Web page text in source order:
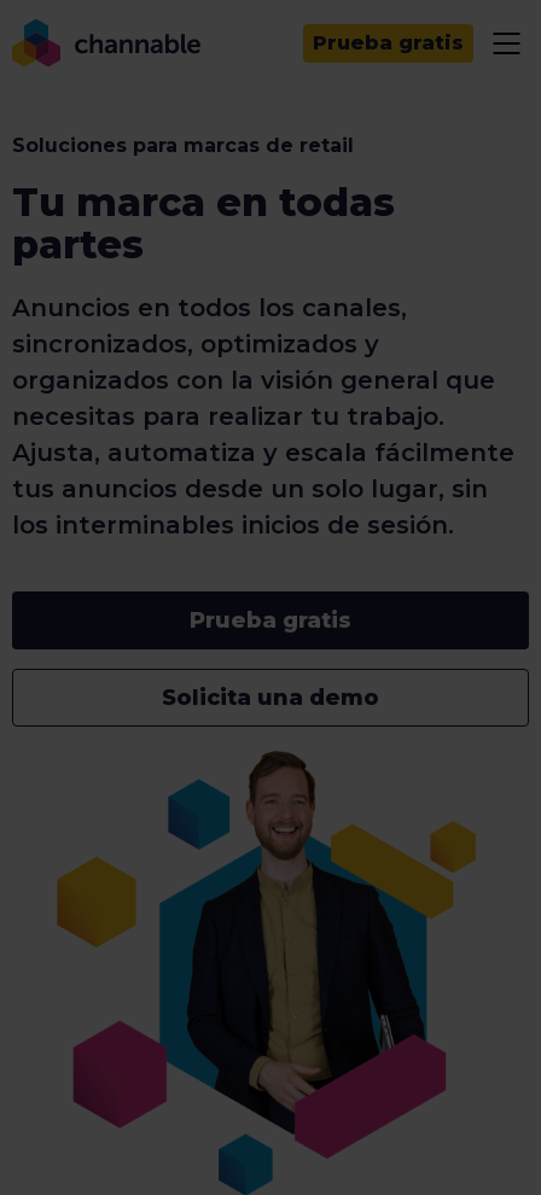
Prueba gratis
Soluciones para marcas de retail
Tu marca en todas
partes
Anuncios en todos los canales,
sincronizados, optimizados y
organizados con la visión general que
necesitas para realizar tu trabajo.
Ajusta, automatiza y escala fácilmente
tus anuncios desde un solo lugar, sin
los interminables inicios de sesión.
Prueba gratis
Solicita una demo